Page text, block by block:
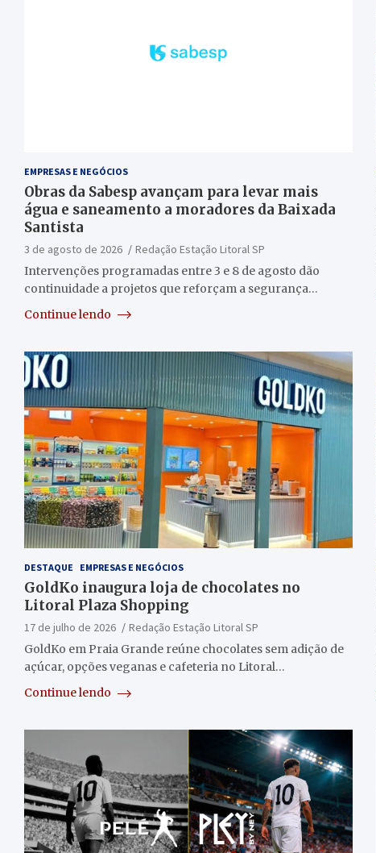
EMPRESAS E NEGÓCIOS
Obras da Sabesp avançam para levar mais
água e saneamento a moradores da Baixada
Santista
3 de agosto de 2026
Redação Estação Litoral SP
Intervenções programadas entre 3 e 8 de agosto dão
continuidade a projetos que reforçam a segurança…
Continue lendo
DESTAQUE EMPRESAS E NEGÓCIOS
GoldKo inaugura loja de chocolates no
Litoral Plaza Shopping
17 de julho de 2026
Redação Estação Litoral SP
GoldKo em Praia Grande reúne chocolates sem adição de
açúcar, opções veganas e cafeteria no Litoral…
Continue lendo